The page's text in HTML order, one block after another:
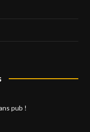
pub !